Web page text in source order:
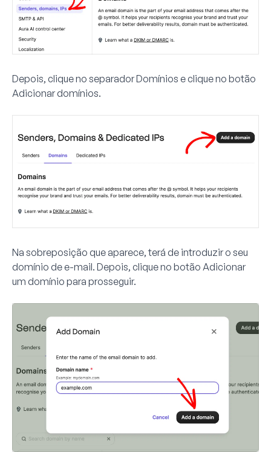
Depois, clique no separadorDomínios e clique no botão
Adicionar domínios.
Na sobreposição que aparece, terá de introduzir o seu
domínio de e-mail. Depois, clique no botão Adicionar
um domínio para prosseguir.